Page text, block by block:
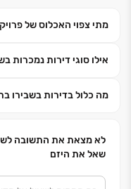
והצלחה הן אבני
ופועלת מתוך אמונה
מתי צפוי האכלוס של
אילו סוגי דירות נמכרות
מה כלול בדירות בשבירו
לא מצאת את התשובה
שאל את היזם